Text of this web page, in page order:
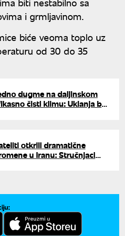
i grmljavinom.
biće veoma toplo uz
od 30 do 35
dugme na daljinskom
čisti klimu: Uklanja buđ
otkrili dramatične
u Iranu: Stručnjaci